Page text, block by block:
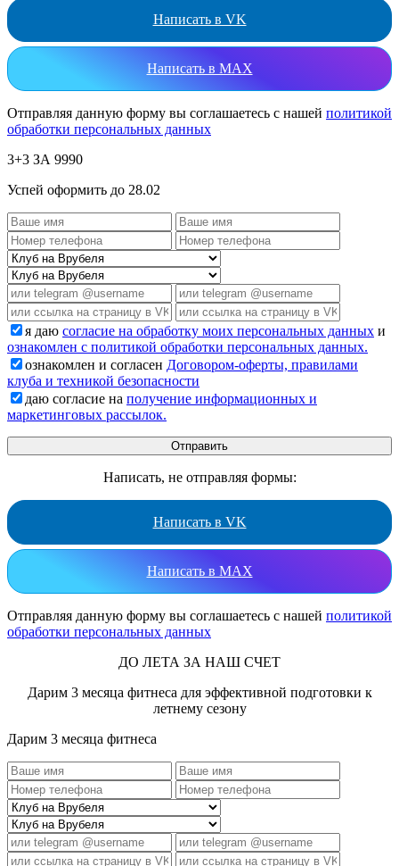
Написать в VK
Написать в MAX
Отправляя данную форму вы соглашаетесь с нашей политикой
обработки персональных данных
3+3 ЗА 9990
Успей оформить до 28.02
я даю согласие на обработку моих персональных данных и
ознакомлен с политикой обработки персональных данных.
ознакомлен и согласен Договором-оферты, правилами
клуба и техникой безопасности
даю согласие на получение информационных и
маркетинговых рассылок.
Написать, не отправляя формы:
Написать в VK
Написать в MAX
Отправляя данную форму вы соглашаетесь с нашей политикой
обработки персональных данных
ДО ЛЕТА ЗА НАШ СЧЕТ
Дарим 3 месяца фитнеса для эффективной подготовки к
летнему сезону
Дарим 3 месяца фитнеса